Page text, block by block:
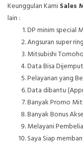
Keunggulan KamiSales
lain :
DP minim special
Angsuran super
Mitsubishi
Data Bisa Dijemput
Pelayanan yang
Data dibantu
Banyak Promo
Banyak Bonus
Melayani
Saya Siap